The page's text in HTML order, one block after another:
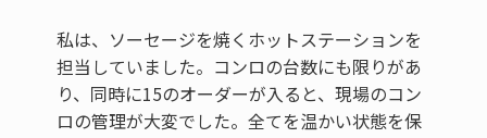
私は、ソーセージを焼くホットステーションを
担当していました。コンロの台数にも限りがあ
り、同時に15のオーダーが入ると、現場のコン
ロの管理が大変でした。全てを温かい状態を保